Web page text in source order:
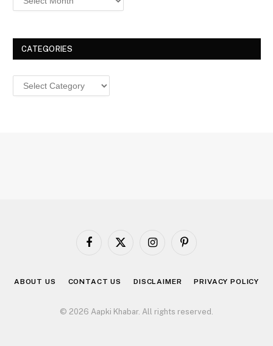
CATEGORIES
Categories
Facebook
X
InstagramPinterest
ABOUT US CONTACT US DISCLAIMER PRIVACY POLICY
© 2026 Aapki Khabar. All rights reserved.